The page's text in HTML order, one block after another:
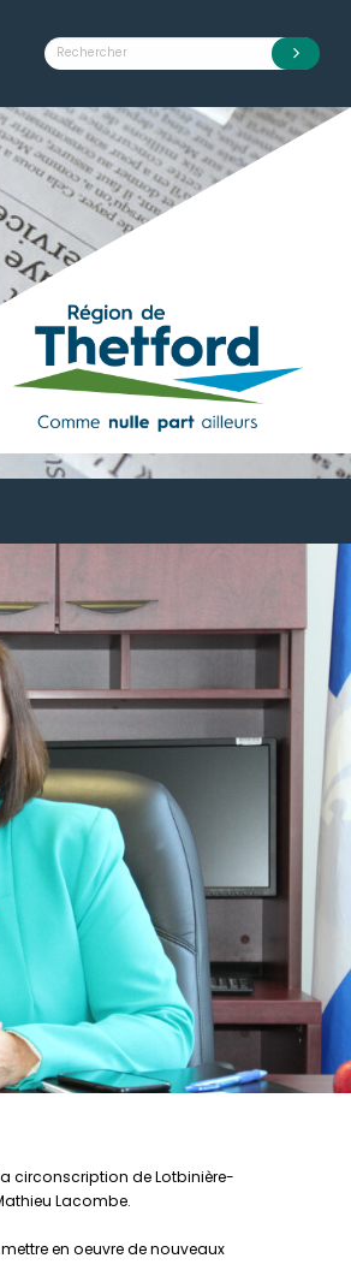
circonscription de Lotbinière-
Lacombe.
en oeuvre de nouveaux